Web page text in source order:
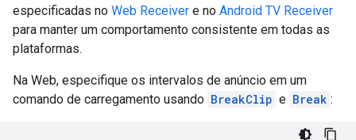
especificadas no Web Receiver e no Android TV Receiver
para manter um comportamento consistente em todas as
plataformas.
Na Web, especifique os intervalos de anúncio em um
comando de carregamento usando BreakClip e Break :